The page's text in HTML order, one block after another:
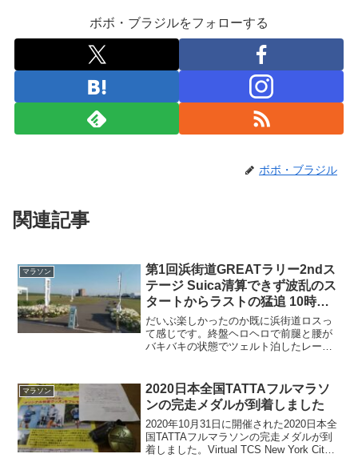
ボボ・ブラジルをフォローする
ボボ・ブラジル
関連記事
マラソン
第1回浜街道GREATラリー2ndス
テージ Suica清算できず波乱のス
タートからラストの猛追 10時間
超えで完走
だいぶ楽しかったのか既に浜街道ロスっ
て感じです。終盤ヘロヘロで前腿と腰が
バキバキの状態でツェルト泊したレース2
ムを3:00にセットしシュラフにくるまっ
てぬくぬくと爆...
マラソン
2020日本全国TATTAフルマラソ
ンの完走メダルが到着しました
2020年10月31日に開催された2020日本全
国TATTAフルマラソンの完走メダルが到
着しました。Virtual TCS New York City